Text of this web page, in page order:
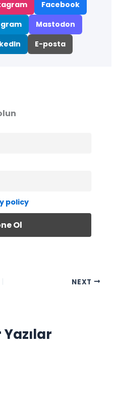
Facebook
Mastodon
E-posta
policy
NEXT